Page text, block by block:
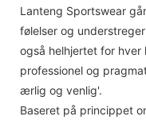
Lanteng Sportswear
følelser og
også helhjertet for
professionel og
ærlig og venlig'.
Baseret på princippet